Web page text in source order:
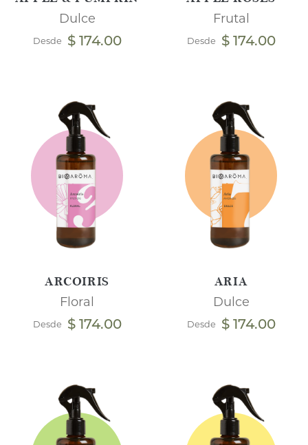
Dulce
Desde $ 174.00
Frutal
Desde $ 174.00
ARCOIRIS
Floral
Desde $ 174.00
ARIA
Dulce
Desde $ 174.00